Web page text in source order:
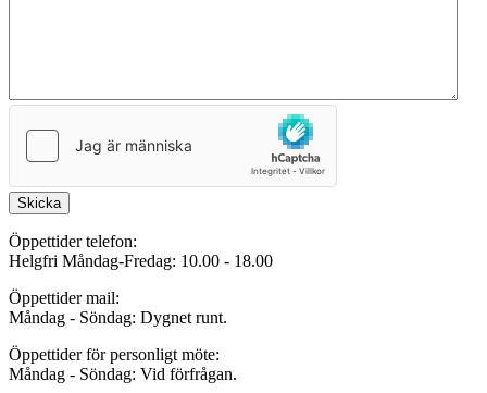
Skicka
Öppettider telefon:
Helgfri Måndag-Fredag: 10.00 - 18.00
Öppettider mail:
Måndag - Söndag: Dygnet runt.
Öppettider för personligt möte:
Måndag - Söndag: Vid förfrågan.